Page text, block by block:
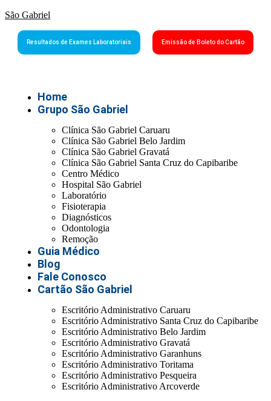
São Gabriel
Resultados de Exames Laboratoriais Emissão de Boleto do Cartão
Home
Grupo São Gabriel
Clínica São Gabriel Caruaru
Clínica São Gabriel Belo Jardim
Clínica São Gabriel Gravatá
Clínica São Gabriel Santa Cruz do Capibaribe
Centro Médico
Hospital São Gabriel
Laboratório
Fisioterapia
Diagnósticos
Odontologia
Remoção
Guia Médico
Blog
Fale Conosco
Cartão São Gabriel
Escritório Administrativo Caruaru
Escritório Administrativo Santa Cruz do Capibaribe
Escritório Administrativo Belo Jardim
Escritório Administrativo Gravatá
Escritório Administrativo Garanhuns
Escritório Administrativo Toritama
Escritório Administrativo Pesqueira
Escritório Administrativo Arcoverde